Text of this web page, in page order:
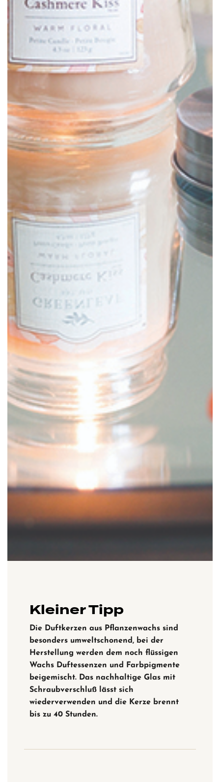
Kleiner Tipp
Die Duftkerzen aus Pflanzenwachs sind
besonders umweltschonend, bei der
Herstellung werden dem noch flüssigen
Wachs Duftessenzen und Farbpigmente
beigemischt. Das nachhaltige Glas mit
Schraubverschluß lässt sich
wiederverwenden und die Kerze brennt
bis zu 40 Stunden.